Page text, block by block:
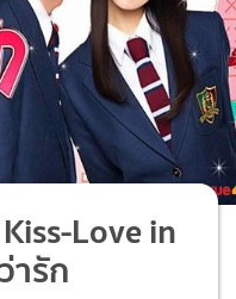
Love in
ารัก